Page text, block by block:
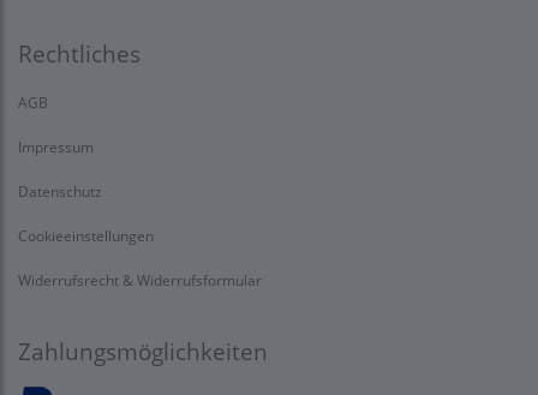
Rechtliches
AGB
Impressum
Datenschutz
Cookieeinstellungen
Widerrufsrecht & Widerrufsformular
Zahlungsmöglichkeiten